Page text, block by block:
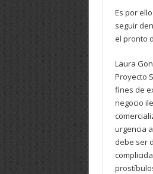
Es por
seguir
el pronto
Laura
Proyecto
fines de
negocio
urgencia
debe ser